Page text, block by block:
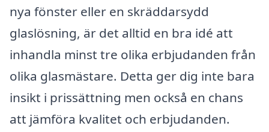
nya fönster eller en skräddarsydd
glaslösning, är det alltid en bra idé att
inhandla minst tre olika erbjudanden från
olika glasmästare. Detta ger dig inte bara
insikt i prissättning men också en chans
att jämföra kvalitet och erbjudanden.